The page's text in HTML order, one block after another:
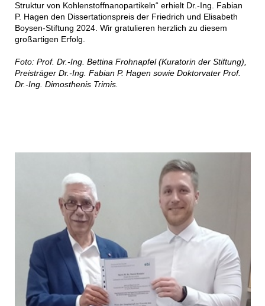
Struktur von Kohlenstoffnanopartikeln“ erhielt Dr.-Ing. Fabian
P. Hagen den Dissertationspreis der Friedrich und Elisabeth
Boysen-Stiftung 2024. Wir gratulieren herzlich zu diesem
großartigen Erfolg.
Foto: Prof. Dr.-Ing. Bettina Frohnapfel (Kuratorin der Stiftung),
Preisträger Dr.-Ing. Fabian P. Hagen sowie Doktorvater Prof.
Dr.-Ing. Dimosthenis Trimis.